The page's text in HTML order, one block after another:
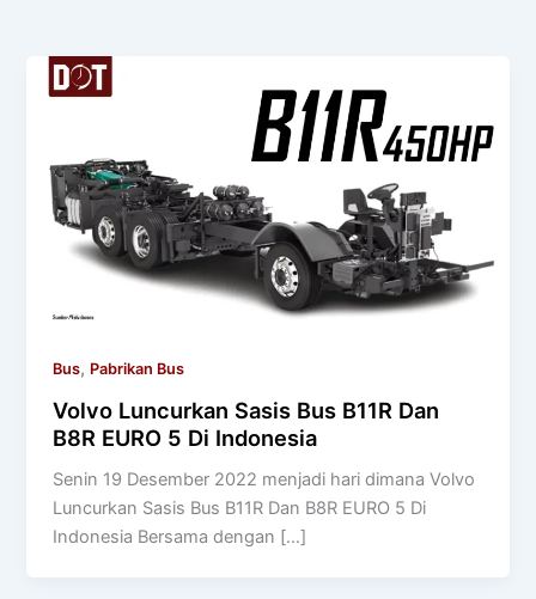
Bus, Pabrikan Bus
Volvo Luncurkan Sasis Bus B11R Dan
B8R EURO 5 Di Indonesia
Senin 19 Desember 2022 menjadi hari dimana Volvo
Luncurkan Sasis Bus B11R Dan B8R EURO 5 Di
Indonesia Bersama dengan […]